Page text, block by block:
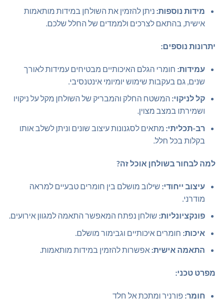
מידות נוספות: ניתן להזמין את השולחן במידות מותאמות
אישית, בהתאם לצרכים ולממדים של החלל שלכם.
יתרונות נוספים:
עמידות: חומרי הגלם האיכותיים מבטיחים עמידות לאורך
שנים, גם בעקבות שימוש יומיומי אינטנסיבי.
קל לניקוי: המשטח החלק והמבריק של השולחן מקל על ניקויו
ושמירתו במצב מצוין.
רב-תכליתי: מתאים לסגנונות עיצוב שונים וניתן לשלב אותו
בקלות בכל חלל.
למה לבחור בשולחן אוכל זה?
עיצוב ייחודי: שילוב מושלם בין חומרים טבעיים למראה
מודרני.
פונקציונליות: שולחן נפתח המאפשר התאמה למגוון אירועים.
איכות: חומרים איכותיים וגבימור מושלם.
התאמה אישית: אפשרות להזמין במידות מותאמות.
מפרט טכני:
חומר: פורניר ומתכת אל חלד